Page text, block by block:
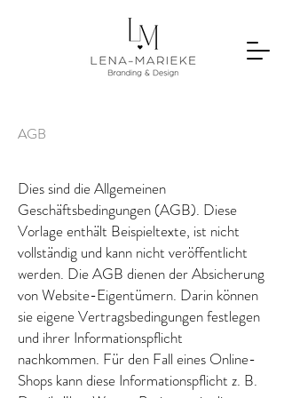
AGB
Dies sind die Allgemeinen
Geschäftsbedingungen (AGB). Diese
Vorlage enthält Beispieltexte, ist nicht
vollständig und kann nicht veröffentlicht
werden. Die AGB dienen der Absicherung
von Website-Eigentümern. Darin können
sie eigene Vertragsbedingungen festlegen
und ihrer Informationspflicht
nachkommen. Für den Fall eines Online-
Shops kann diese Informationspflicht z. B.